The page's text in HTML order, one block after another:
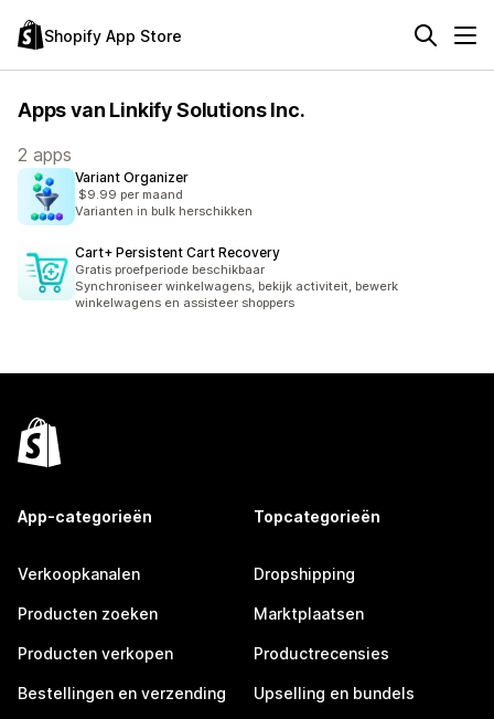
Shopify App Store
Apps van Linkify Solutions Inc.
2 apps
Variant Organizer
$9.99 per maand
Varianten in bulk herschikken
Cart+ Persistent Cart Recovery
Gratis proefperiode beschikbaar
Synchroniseer winkelwagens, bekijk activiteit, bewerk
winkelwagens en assisteer shoppers
App-categorieën
Verkoopkanalen
Producten zoeken
Producten verkopen
Bestellingen en verzending
Topcategorieën
Dropshipping
Marktplaatsen
Productrecensies
Upselling en bundels